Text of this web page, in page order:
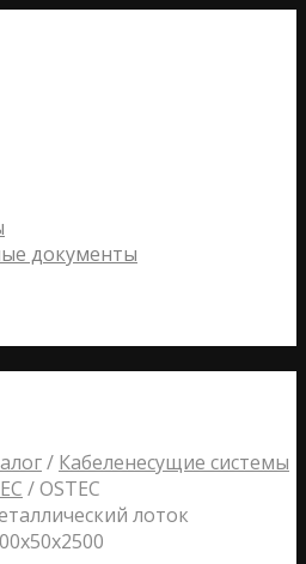
документы
/ Кабеленесущие системы
/OSTEC
лоток